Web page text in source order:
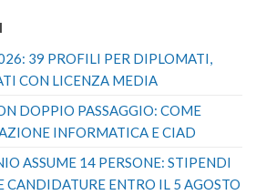
39 PROFILI PER DIPLOMATI,
CON LICENZA MEDIA
DOPPIO PASSAGGIO: COME
INFORMATICA E CIAD
ASSUME 14 PERSONE: STIPENDI
CANDIDATURE ENTRO IL 5 AGOSTO